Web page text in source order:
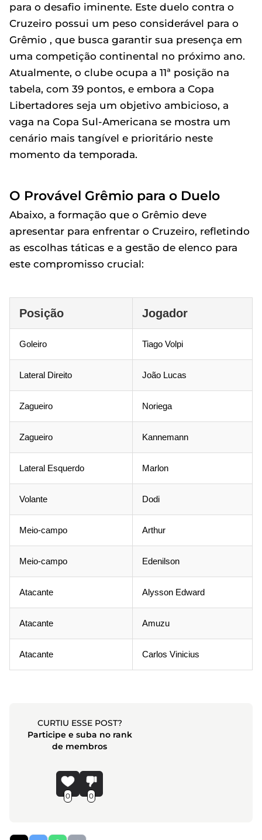
para o desafio iminente. Este duelo contra o
Cruzeiro possui um peso considerável para o
Grêmio , que busca garantir sua presença em
uma competição continental no próximo ano.
Atualmente, o clube ocupa a 11ª posição na
tabela, com 39 pontos, e embora a Copa
Libertadores seja um objetivo ambicioso, a
vaga na Copa Sul-Americana se mostra um
cenário mais tangível e prioritário neste
momento da temporada.
O Provável Grêmio para o Duelo
Abaixo, a formação que o Grêmio deve
apresentar para enfrentar o Cruzeiro, refletindo
as escolhas táticas e a gestão de elenco para
este compromisso crucial:
Posição Jogador
Goleiro Tiago Volpi
Lateral Direito João Lucas
Zagueiro Noriega
Zagueiro Kannemann
Lateral Esquerdo Marlon
Volante Dodi
Meio-campo Arthur
Meio-campo Edenilson
Atacante Alysson Edward
Atacante Amuzu
Atacante Carlos Vinicius
CURTIU ESSE POST?
Participe e suba no rank
de membros
0 0